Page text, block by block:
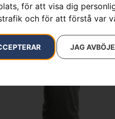
för att visa dig
och för att förstå var
JAG
ett sökresultat